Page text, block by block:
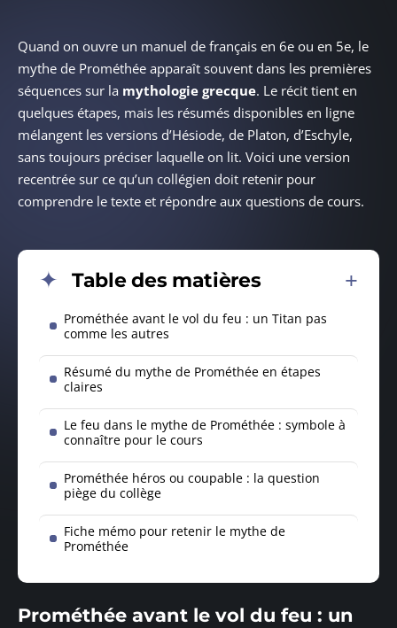
Quand on ouvre un manuel de français en 6e ou en 5e, le
mythe de Prométhée apparaît souvent dans les premières
séquences sur la mythologie grecque. Le récit tient en
quelques étapes, mais les résumés disponibles en ligne
mélangent les versions d’Hésiode, de Platon, d’Eschyle,
sans toujours préciser laquelle on lit. Voici une version
recentrée sur ce qu’un collégien doit retenir pour
comprendre le texte et répondre aux questions de cours.
Table des matières
Prométhée avant le vol du feu : un Titan pas
comme les autres
Résumé du mythe de Prométhée en étapes
claires
Le feu dans le mythe de Prométhée : symbole à
connaître pour le cours
Prométhée héros ou coupable : la question
piège du collège
Fiche mémo pour retenir le mythe de
Prométhée
Prométhée avant le vol du feu : un